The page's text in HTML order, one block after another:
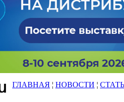
ГЛАВНАЯ ¦ НОВОСТИ ¦